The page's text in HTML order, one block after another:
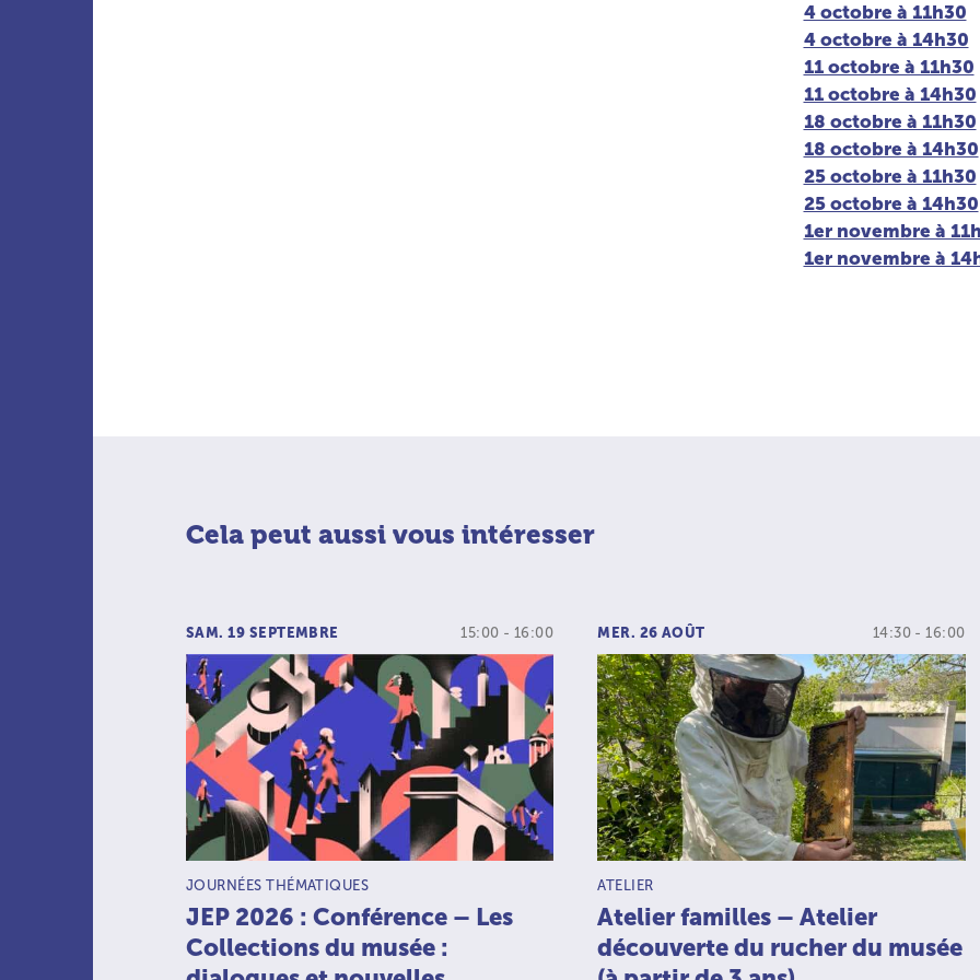
4 octobre à 11h30
4 octobre à 14h30
11 octobre à 11h30
11 octobre à 14h30
18 octobre à 11h30
18 octobre à 14h30
25 octobre à 11h30
25 octobre à 14h30
1er novembre à
1er novembre à
Cela peut aussi vous intéresser
SAM. 19 SEPTEMBRE 15:00 - 16:00
TYPE D’ACTIVITÉ :
JOURNÉES THÉMATIQUES
JEP 2026 : Conférence – Les
Collections du musée :
MER. 26 AOÛT 14:30 - 16:00
TYPE D’ACTIVITÉ :
ATELIER
Atelier familles – Atelier
découverte du rucher du musée